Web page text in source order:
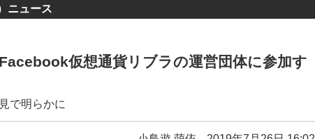
ニュース
仮想通貨リブラの運営団体に参加す
で明らかに